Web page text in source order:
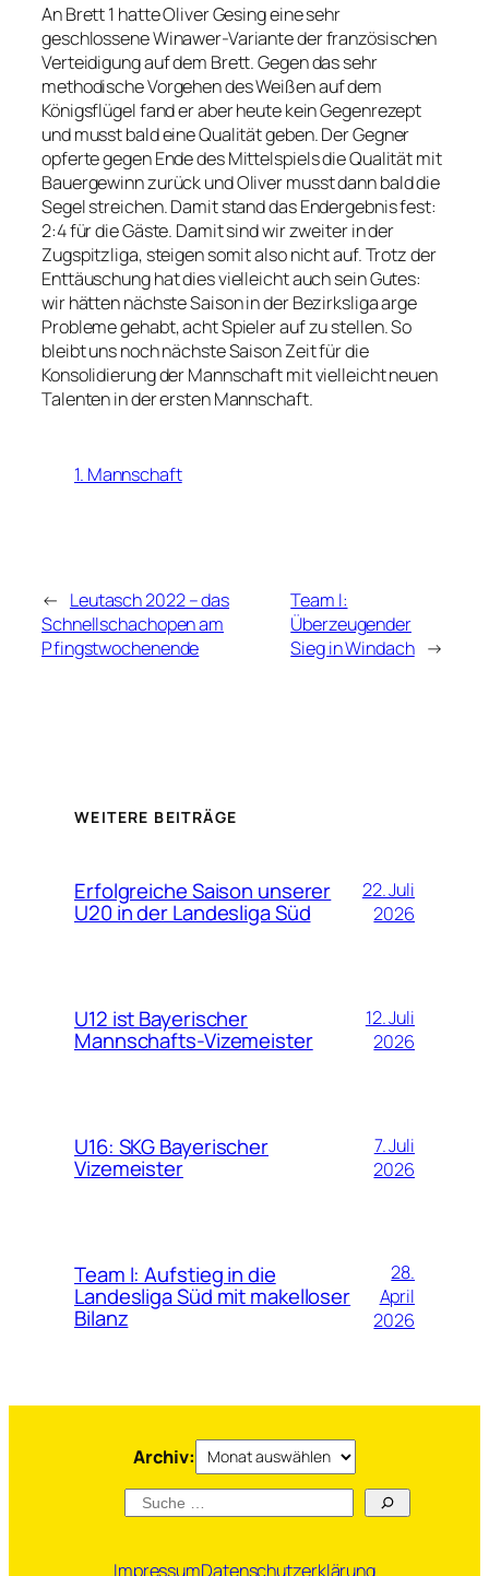
An Brett 1 hatte Oliver Gesing eine sehr
geschlossene Winawer-Variante der französischen
Verteidigung auf dem Brett. Gegen das sehr
methodische Vorgehen des Weißen auf dem
Königsflügel fand er aber heute kein Gegenrezept
und musst bald eine Qualität geben. Der Gegner
opferte gegen Ende des Mittelspiels die Qualität mit
Bauergewinn zurück und Oliver musst dann bald die
Segel streichen. Damit stand das Endergebnis fest:
2:4 für die Gäste. Damit sind wir zweiter in der
Zugspitzliga, steigen somit also nicht auf. Trotz der
Enttäuschung hat dies vielleicht auch sein Gutes:
wir hätten nächste Saison in der Bezirksliga arge
Probleme gehabt, acht Spieler auf zu stellen. So
bleibt uns noch nächste Saison Zeit für die
Konsolidierung der Mannschaft mit vielleicht neuen
Talenten in der ersten Mannschaft.
1. Mannschaft
← Leutasch 2022 – das
Schnellschachopen am
Pfingstwochenende
Team I:
Überzeugender
Sieg in Windach →
WEITERE BEITRÄGE
Erfolgreiche Saison unserer
U20 in der Landesliga Süd
22. Juli
2026
U12 ist Bayerischer
Mannschafts-Vizemeister
12. Juli
2026
U16: SKG Bayerischer
Vizemeister
7. Juli
2026
Team I: Aufstieg in die
Landesliga Süd mit makelloser
Bilanz
28.
April
2026
Archiv: Archiv
Suchen
ImpressumDatenschutzerklärung